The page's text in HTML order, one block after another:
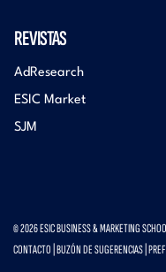
REVISTAS
AdResearch
ESIC Market
SJM
© 2026 ESIC BUSINESS & MARKETING
CONTACTO BUZÓN DE SUGERENCIAS